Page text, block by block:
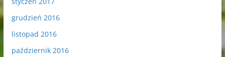
grudzień 2016
listopad 2016
październik 2016